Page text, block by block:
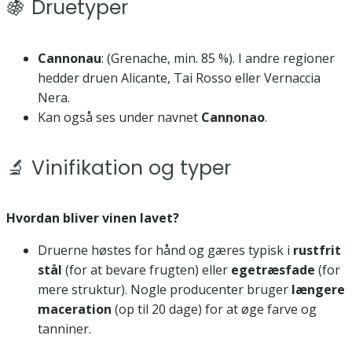
🍇 Druetyper
Cannonau: (Grenache, min. 85 %). I andre regioner
hedder druen Alicante, Tai Rosso eller Vernaccia
Nera.
Kan også ses under navnet Cannonao.
🔬 Vinifikation og typer
Hvordan bliver vinen lavet?
Druerne høstes for hånd og gæres typisk i rustfrit
stål (for at bevare frugten) eller egetræsfade (for
mere struktur). Nogle producenter bruger længere
maceration (op til 20 dage) for at øge farve og
tanniner.